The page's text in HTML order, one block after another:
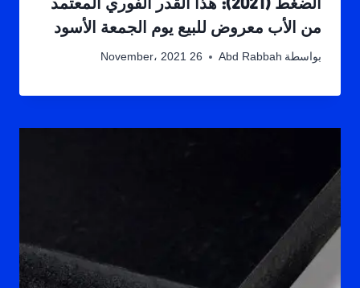
من الأب معروض للبيع يوم الجمعة الأسود
بواسطة Abd Rabbah 26 November، 2021